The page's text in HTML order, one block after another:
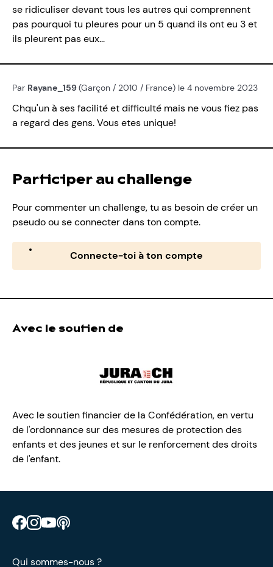
se ridiculiser devant tous les autres qui comprennent
pas pourquoi tu pleures pour un 5 quand ils ont eu 3 et
ils pleurent pas eux...
Par Rayane_159(Garçon / 2010 / France) le 4 novembre 2023
Chqu'un à ses facilité et difficulté mais ne vous fiez pas
a regard des gens. Vous etes unique!
Participer au challenge
Pour commenter un challenge, tu as besoin de créer un
pseudo ou se connecter dans ton compte.
Connecte-toi à ton compte
Avec le soutien de
Avec le soutien financier de la Confédération, en vertu
de l'ordonnance sur des mesures de protection des
enfants et des jeunes et sur le renforcement des droits
de l'enfant.
Retrouve CIAO sur Facebook
Retrouve CIAO sur Instagram
Retrouve CIAO sur YouTube
Qui sommes-nous ?